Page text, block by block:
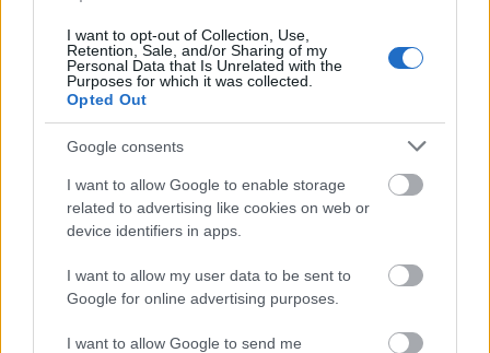
I want to opt-out of Collection, Use,
Retention, Sale, and/or Sharing of my
Personal Data that Is Unrelated with the
Purposes for which it was collected.
Opted Out
Google consents
I want to allow Google to enable storage
related to advertising like cookies on web or
device identifiers in apps.
I want to allow my user data to be sent to
Google for online advertising purposes.
I want to allow Google to send me